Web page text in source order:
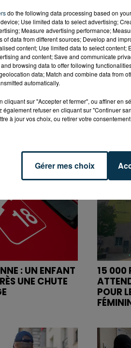
partie du toit s'est même
propagation. Sept
Il s'agit de l'occupante
elle se serait endormie
: UN ENFANT
UNE CHUTE
15 000
POUR
do the following data processing based on
Use limited data to select advertising;
Measure advertising performance;
of data from different sources; Develop and
content; Use limited data to select content;
and content; Save and communicate
browsing data to offer following
data; Match and combine data from
automatically.
cliquant sur "Accepter et fermer", ou affiner en
également refuser en cliquant sur "Continuer
à jour vos choix, ou retirer votre
Gérer mes choix